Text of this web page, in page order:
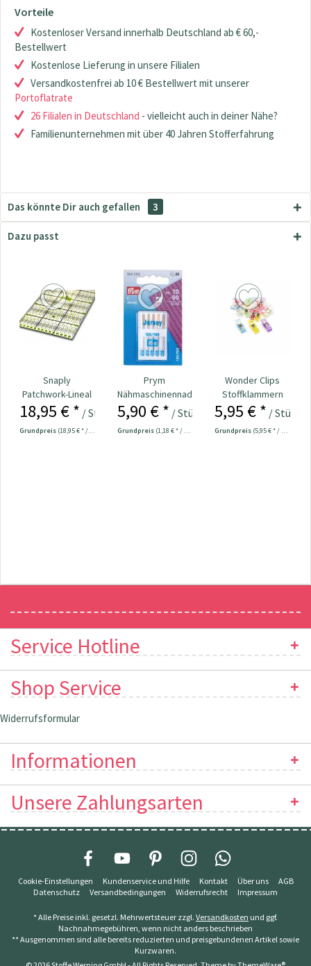
Vorteile
Kostenloser Versand innerhalb Deutschland ab € 60,-
Bestellwert
Kostenlose Lieferung in unsere Filialen
Versandkostenfrei ab 10 € Bestellwert mit unserer
Portoflatrate
26 Filialen in Deutschland - vielleicht auch in deiner Nähe?
Familienunternehmen mit über 40 Jahren Stofferfahrung
Das könnte Dir auch gefallen 3
Dazu passt
Snaply
Patchwork-Lineal
60 x 15 cm
18,95 € * / Stück
Grundpreis (18,95 € * / 1 Stück)
Prym
Nähmaschinennadeln
130/705 Jersey
5,90 € * / Stück
Grundpreis (1,18 € * / 1 Stück)
Wonder Clips
Stoffklammern
klein - 20 Stück
5,95 € * / Stück
Grundpreis (5,95 € * / 1 Stück)
Service Hotline
Shop Service
Widerrufsformular
Informationen
Unsere Zahlungsarten
Cookie-Einstellungen Kundenservice und Hilfe Kontakt Über uns
AGB
Datenschutz
Versandbedingungen Widerrufsrecht Impressum
* Alle Preise inkl. gesetzl. Mehrwertsteuer zzgl. Versandkosten und ggf.
Nachnahmegebühren, wenn nicht anders beschrieben
** Ausgenommen sind alle bereits reduzierten und preisgebundenen Artikel sowie
Kurzwaren.